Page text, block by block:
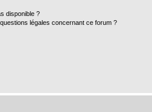
disponible ?
légales concernant ce forum ?